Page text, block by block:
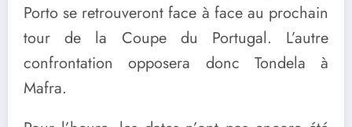
Porto se retrouveront face à face au prochain
tour de la Coupe du Portugal. L’autre
confrontation opposera donc Tondela à
Mafra.